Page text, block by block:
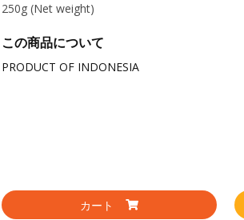
250g (Net weight)
この商品について
PRODUCT OF INDONESIA
カート